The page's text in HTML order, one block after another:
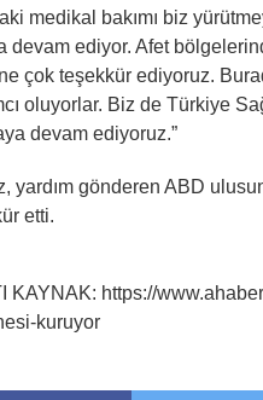
medikal bakımı biz
devam ediyor. Afet
çok teşekkür ediyoruz.
oluyorlar. Biz de Türkiye
devam ediyoruz.”
yardım gönderen ABD
etti.
KAYNAK: https://
kuruyor